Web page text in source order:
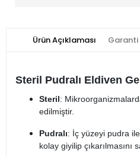
Ürün Açıklaması Garanti
Steril Pudralı Eldiven
Steril:
edilmiştir.
Pudralı: İç yüzeyi pudra
kolay giyilip çıkarılmasını